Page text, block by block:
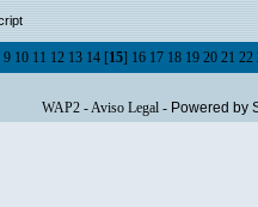
9 10 11 12 13 14[15] 16 17 18 19 20 21 22
WAP2-Aviso Legal- Powered by